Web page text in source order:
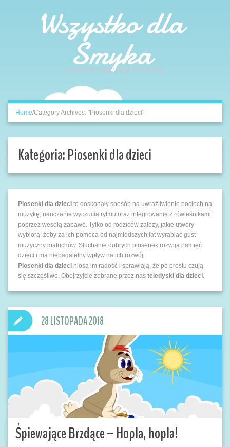
Wszystko dla
Smyka
piosenki, bajki i gry dla dzieci
Home/Category Archives: "Piosenki dla dzieci"
Kategoria:Piosenki dla dzieci
Piosenki dla dzieci to doskonały sposób na uwrażliwienie pociech na
muzykę, nauczanie wyczucia rytmu oraz integrowanie z rówieśnikami
poprzez wesołą zabawę. Tylko od rodziców zależy, jakie utwory
wybiorą, żeby za ich pomocą od najmłodszych lat wyrabiać gust
muzyczny maluchów. Słuchanie dobrych piosenek rozwija pamięć
dzieci i ma niebagatelny wpływ na ich rozwój.
Piosenki dla dzieci niosą im radość i sprawiają, że po prostu czują
się szczęśliwe. Obejrzyjcie zebrane przez nas teledyski dla dzieci.
Śpiewające Brzdące – Hopla, hopla!
28 LISTOPADA 2018